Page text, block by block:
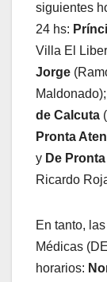
siguientes
24 hs:
Villa El
Jorge
de Calcuta
Pronta
y De
Ricardo
En tanto,
Médicas
horarios: